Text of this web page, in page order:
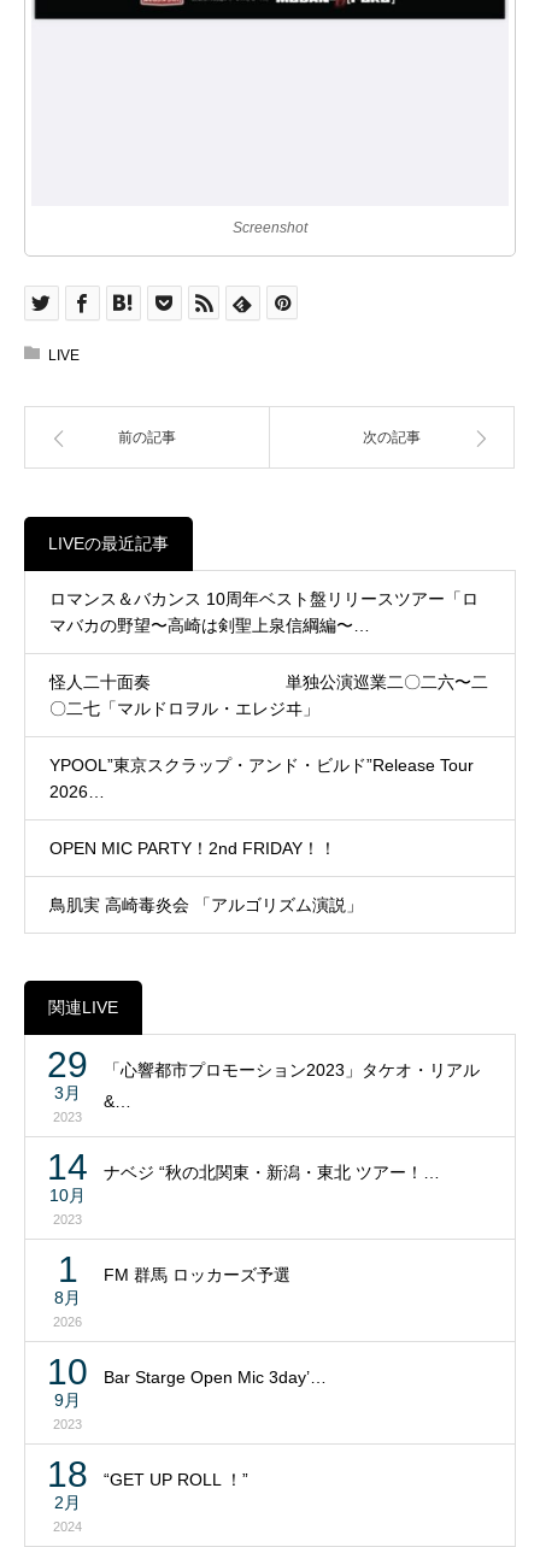
Screenshot
LIVE
前の記事 次の記事
LIVEの最近記事
ロマンス＆バカンス 10周年ベスト盤リリースツアー「ロ
マバカの野望〜高崎は剣聖上泉信綱編〜…
怪人二十面奏 単独公演巡業二〇二六〜二
〇二七「マルドロヲル・エレジヰ」
YPOOL”東京スクラップ・アンド・ビルド”Release Tour
2026…
OPEN MIC PARTY！2nd FRIDAY！！
鳥肌実 高崎毒炎会 「アルゴリズム演説」
関連LIVE
29
3月
2023
「心響都市プロモーション2023」タケオ・リアル
&…
14
10月
2023
ナベジ “秋の北関東・新潟・東北 ツアー！…
1
8月
2026
FM 群馬 ロッカーズ予選
10
9月
2023
Bar Starge Open Mic 3day’…
18
2月
2024
“GET UP ROLL ！”